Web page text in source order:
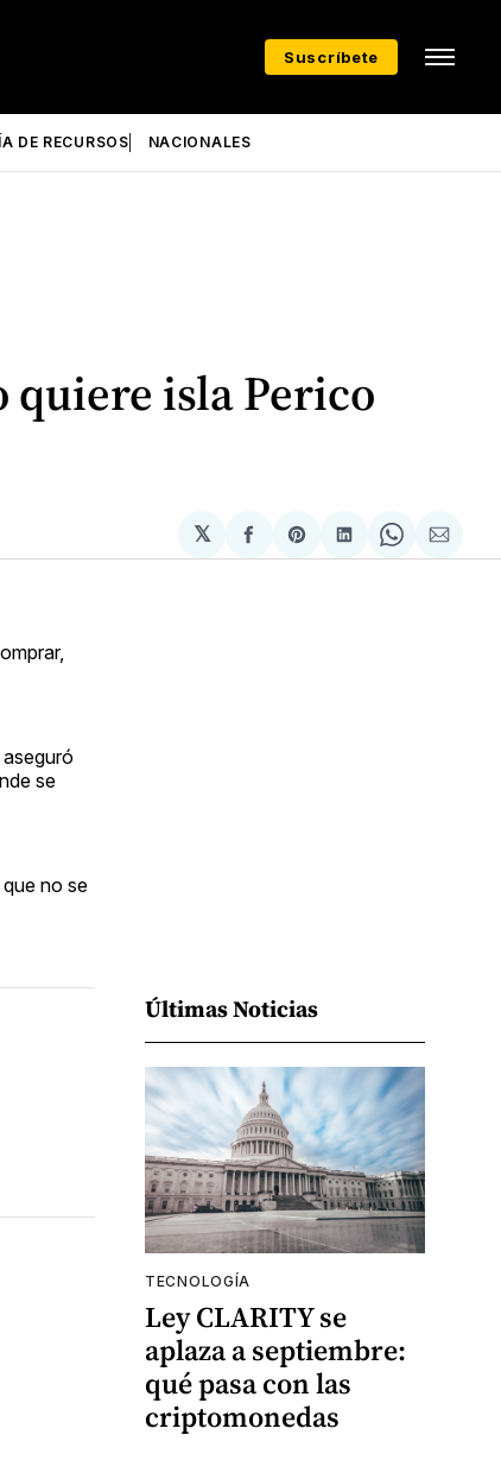
Suscríbete
DE RECURSOS NACIONALES
isla Perico
𝕏
Compartir
en
Share
on
Compartir
en
Share
on
via
se
no se
Últimas Noticias
TECNOLOGÍA
Ley CLARITY se
aplaza a septiembre:
qué pasa con las
criptomonedas